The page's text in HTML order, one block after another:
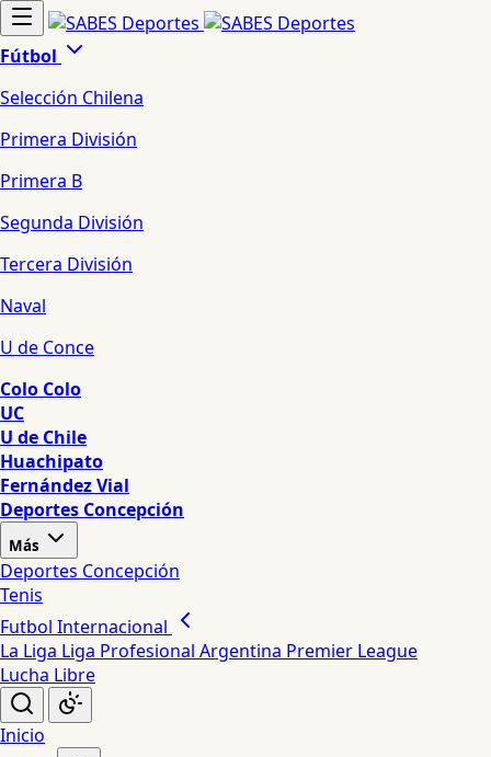
Fútbol
Selección Chilena
Primera División
Primera B
Segunda División
Tercera División
Naval
U de Conce
Colo Colo
UC
U de Chile
Huachipato
Fernández Vial
Deportes Concepción
Más
Deportes Concepción
Tenis
Futbol Internacional
La Liga Liga Profesional Argentina Premier League
Lucha Libre
Inicio